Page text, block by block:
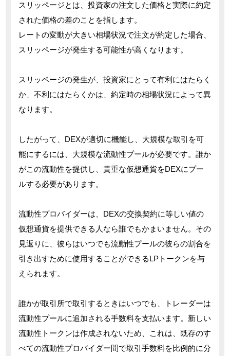
スリッページとは、投資家の注文した価格と実際に約定
された価格の差のことを指します。
レートの変動が大きい相場状況で注文が約定した場合、
スリッページが発生する可能性が高くなります。
スリッページの発生が、投資家にとって有利にはたらく
か、不利にはたらくかは、約定時の相場状況によって異
なります。
したがって、DEXが適切に機能し、大規模な取引を可
能にするには、大規模な流動性プールが必要です。誰か
がこの流動性を提供し、貴重な仮想通貨をDEXにプー
ルする必要があります。
流動性プロバイダーは、DEXの交換契約に等しい値の
仮想通貨を提供できる人なら誰でもかまいません。その
見返りに、彼らはいつでも流動性プールの彼らの割合を
引き出すために使用することができるLPトークンを与
えられます。
誰かが取引所で取引するときはいつでも、トレーダーは
流動性プールに追加される手数料を支払います。新しい
流動性トークンは作成されないため、これは、既存のす
べての流動性プロバイダー間で取引手数料を比例的に分